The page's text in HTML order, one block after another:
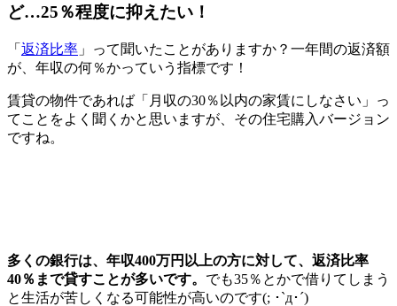
ど…25％程度に抑えたい！
「 返済比率 」って聞いたことがありますか？一年間の返済額
が、年収の何％かっていう指標です！
賃貸の物件であれば「月収の30％以内の家賃にしなさい」っ
てことをよく聞くかと思いますが、その住宅購入バージョン
ですね。
多くの銀行は、年収400万円以上の方に対して、返済比率
40％まで貸すことが多いです。 でも35％とかで借りてしまう
と生活が苦しくなる可能性が高いのです(; ･`д･´)